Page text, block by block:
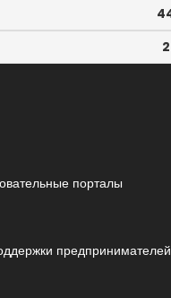
2
порталы